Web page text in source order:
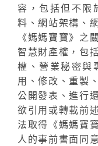
容，包括但不限
料、網站架構、
《媽媽寶寶》之
智慧財產權，包
權、營業秘密與
用、修改、重製
公開發表、進行
欲引用或轉載前
法取得《媽媽寶
人的事前書面同